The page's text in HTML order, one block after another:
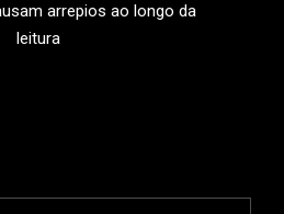
arrepios ao longo da
leitura